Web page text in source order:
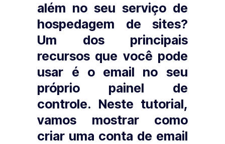
além no seu serviço de
hospedagem de sites?
Um dos principais
recursos que você pode
usar é o email no seu
próprio painel de
controle. Neste tutorial,
vamos mostrar como
criar uma conta de email